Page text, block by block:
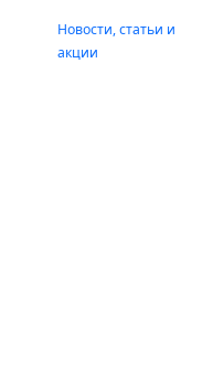
Новости, статьи и
акции